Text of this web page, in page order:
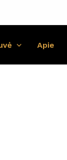
Apie